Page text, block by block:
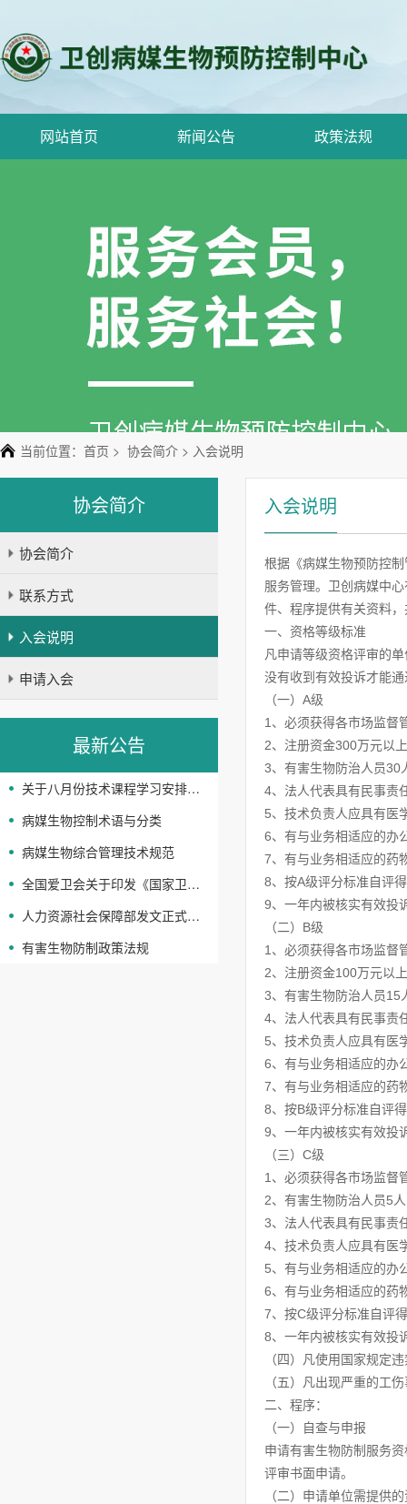
网站首页 新闻公告 政策法规
当前位置： 首页 > 协会简介 > 入会说明
协会简介
协会简介
联系方式
入会说明
申请入会
最新公告
关于八月份技术课程学习安排的通知
病媒生物控制术语与分类
病媒生物综合管理技术规范
全国爱卫会关于印发《国家卫生城镇评审管理办法》 和《国家卫生城市和国家卫生县标准》《国家卫生乡 镇标准》的通知
人力资源社会保障部发文正式颁布“消毒员国家职业技能标准”
有害生物防制政策法规
入会说明
根据《病媒生物预防控
服务管理。卫创病媒中
件、程序提供有关资料
一、资格等级标准
凡申请等级资格评审的
没有收到有效投诉才能通
（一）A级
1、必须获得各市场监督
2、注册资金300万元以
3、有害生物防治人员30
4、法人代表具有民事责
5、技术负责人应具有医
6、有与业务相适应的办
7、有与业务相适应的药
8、按A级评分标准自评
9、一年内被核实有效投
（二）B级
1、必须获得各市场监督
2、注册资金100万元以
3、有害生物防治人员15
4、法人代表具有民事责
5、技术负责人应具有医
6、有与业务相适应的办
7、有与业务相适应的药
8、按B级评分标准自评
9、一年内被核实有效投
（三）C级
1、必须获得各市场监督
2、有害生物防治人员5
3、法人代表具有民事责
4、技术负责人应具有医
5、有与业务相适应的办
6、有与业务相适应的药
7、按C级评分标准自评
8、一年内被核实有效投
（四）凡使用国家规定
（五）凡出现严重的工
二、程序：
（一）自查与申报
申请有害生物防制服务
评审书面申请。
（二）申请单位需提供